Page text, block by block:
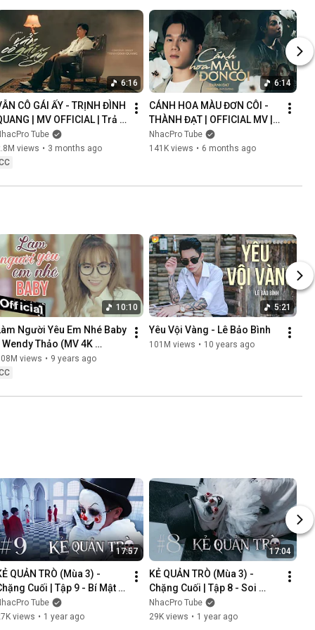
6:16
CÔ GÁI ẤY - TRỊNH ĐÌNH
| MV OFFICIAL | Trả
Em Quá Khứ Đau Lòng
Lỗi Vì Làm Em Khóc
Tube
views • 3 months ago
6:14
CÁNH HOA MÀU ĐƠN CÔI -
THÀNH ĐẠT | OFFICIAL MV |
Anh Nghĩ Chắc Là Ý Trời
Nhưng Buồn Lắm Người Ơi...
NhacPro Tube
141K views • 6 months ago
10:10
Người Yêu Em Nhé Baby
Wendy Thảo (MV 4K
views • 9 years ago
5:21
Yêu Vội Vàng - Lê Bảo Bình
101M views • 10 years ago
17:57
QUẢN TRÒ (Mùa 3) -
Cuối | Tập 9 - Bí Mật
| GAME CUNG HOÀNG
|| Web Drama 2025
Tube
views • 1 year ago
17:04
KẺ QUẢN TRÒ (Mùa 3) -
Chặng Cuối | Tập 8 - Soi
Cung | GAME CUNG HOÀNG
ĐẠO || Web Drama 2025
NhacPro Tube
29K views • 1 year ago